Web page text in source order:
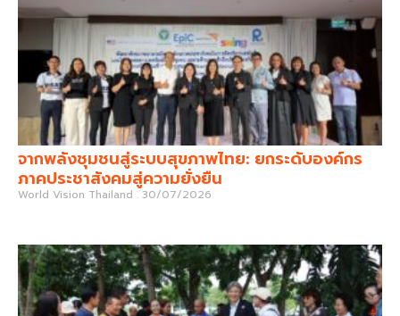
จากพลังชุมชนสู่ระบบสุขภาพไทย: ยกระดับองค์กร
ภาคประชาสังคมสู่ความยั่งยืน
World Vision Thailand 30/07/2026